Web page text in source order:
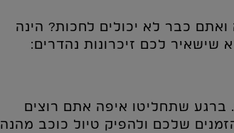
כבר לא יכולים לחכות? הינה
שישאיר לכם זיכרונות נהדרים:
שתחליטו איפה אתם רוצים
שלכם ולהפיק טיול כוכב מהנה